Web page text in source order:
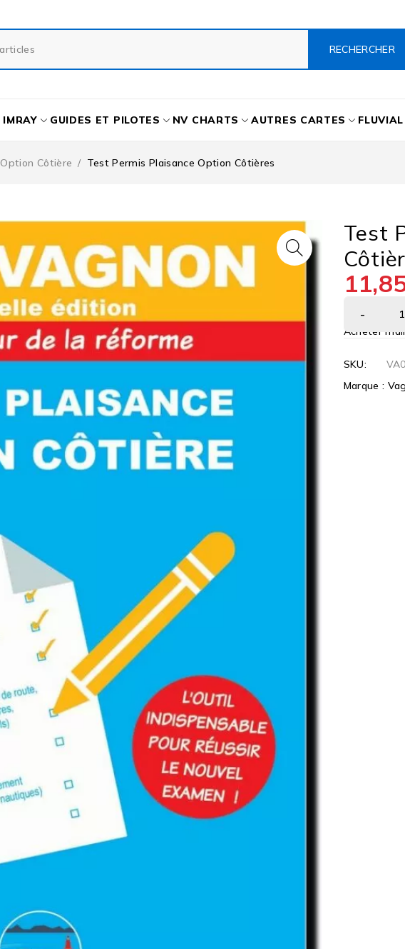
IMRAY GUIDES ET PILOTES NV CHARTS AUTRES CARTES FLUVIAL
Option Côtière / Test Permis Plaisance Option Côtières
Test
Acheter
SKU:
Marque :